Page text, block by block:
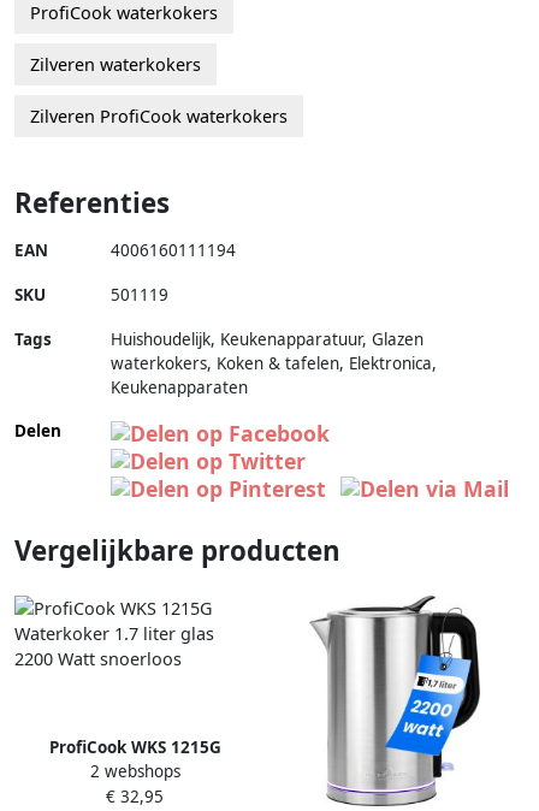
ProfiCook waterkokers
Zilveren waterkokers
Zilveren ProfiCook waterkokers
Referenties
EAN 4006160111194
SKU 501119
Tags
Huishoudelijk, Keukenapparatuur, Glazen
waterkokers, Koken & tafelen, Elektronica,
Keukenapparaten
Delen
Vergelijkbare producten
ProfiCook WKS 1215G
Waterkoker 1.7 liter glas
2200 Watt snoerloos
2 webshops
€ 32,95